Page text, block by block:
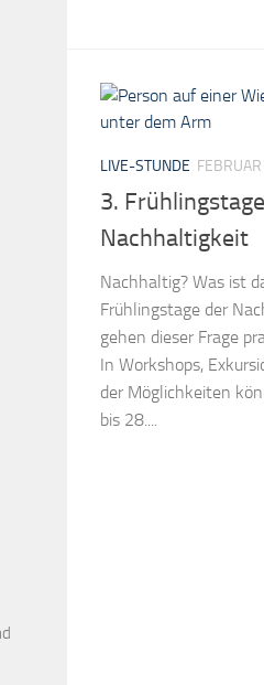
LIVE-STUNDE
3.
Nachhaltigkeit
Nachhaltig? Was ist
Frühlingstage der
gehen dieser Frage
In Workshops,
der Möglichkeiten
bis 28....